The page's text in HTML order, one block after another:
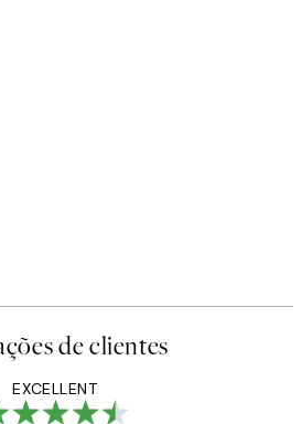
de clientes
EXCELLENT